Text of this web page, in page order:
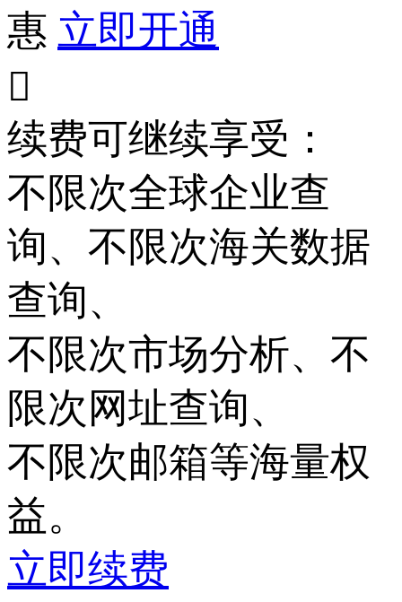
惠 立即开通

续费可继续享受：
不限次全球企业查
询、 不限次海关数据
查询、
不限次市场分析、 不
限次 网址查询、
不限次邮箱等海量权
益。
立即续费